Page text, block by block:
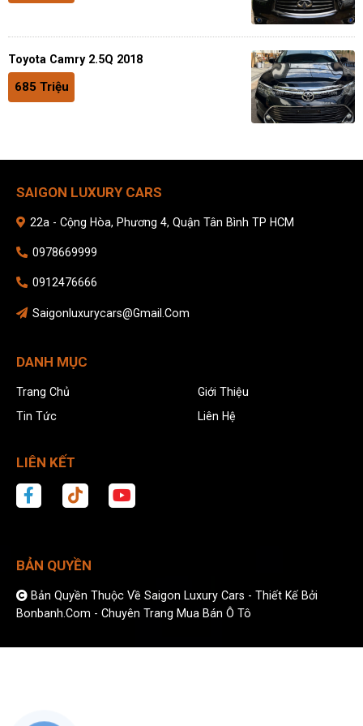
Toyota Camry 2.5Q 2018
685 Triệu
SAIGON LUXURY CARS
22a - Cộng Hòa, Phương 4, Quận Tân Bình TP HCM
0978669999
0912476666
Saigonluxurycars@gmail.com
DANH MỤC
Trang Chủ
Giới Thiệu
Tin Tức
Liên Hệ
LIÊN KẾT
BẢN QUYỀN
Bản Quyền Thuộc Về Saigon Luxury Cars -Thiết Kế Bởi
Bonbanh.com - Chuyên Trang Mua Bán Ô Tô